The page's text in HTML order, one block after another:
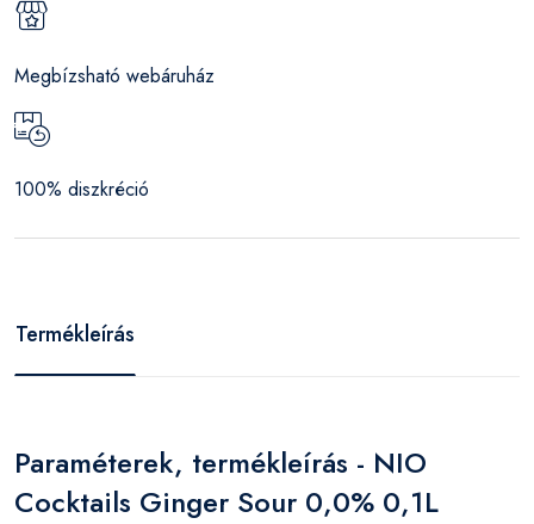
Megbízsható webáruház
100% diszkréció
Termékleírás
Paraméterek, termékleírás - NIO
Cocktails Ginger Sour 0,0% 0,1L